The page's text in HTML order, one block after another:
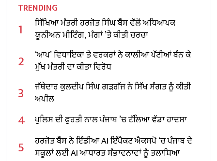
TRENDING
1
ਸਿੱਖਿਆ ਮੰਤਰੀ ਹਰਜੋਤ ਸਿੰਘ ਬੈਂਸ ਵੱਲੋਂ ਅਧਿਆਪਕ
ਯੂਨੀਅਨ ਮੀਟਿੰਗ, ਮੰਗਾਂ ’ਤੇ ਕੀਤੀ ਚਰਚਾ
2
‘ਆਪ’ ਵਿਧਾਇਕਾਂ ਤੇ ਵਰਕਰਾਂ ਨੇ ਕਾਲੀਆਂ ਪੱਟੀਆਂ ਬੰਨ ਕੇ
ਮੁੱਖ ਮੰਤਰੀ ਦਾ ਕੀਤਾ ਵਿਰੋਧ
3
ਜੱਥੇਦਾਰ ਕੁਲਦੀਪ ਸਿੰਘ ਗੜਗੱਜ ਨੇ ਸਿੱਖ ਸੰਗਤ ਨੂੰ ਕੀਤੀ
ਅਪੀਲ
4 ਪੁਲਿਸ ਦੀ ਫੁਰਤੀ ਨਾਲ ਪੰਜਾਬ ’ਚ ਟੱਲਿਆ ਵੱਡਾ ਹਾਦਸਾ
5
ਹਰਜੋਤ ਬੈਂਸ ਨੇ ਇੰਡੀਆ AI ਇੰਪੈਕਟ ਐਕਸਪੋ ‘ਚ ਪੰਜਾਬ ਦੇ
ਸਕੂਲਾਂ ਲਈ AI ਆਧਾਰਤ ਸੰਭਾਵਨਾਵਾਂ ਨੂੰ ਤਲਾਸ਼ਿਆ